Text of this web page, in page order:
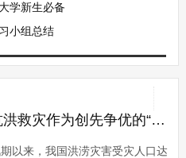
学新生必备
小组总结
【抗洪救灾树典型】把抗洪救灾作为创先争优的“试金石”
以来，我国洪涝灾害受灾人口达